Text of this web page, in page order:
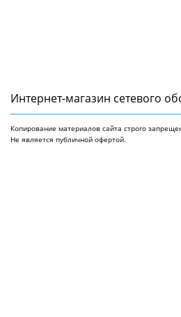
Интернет-магазин сетeвого
Копирование материалов сайта строго
Не является публичной офертой.